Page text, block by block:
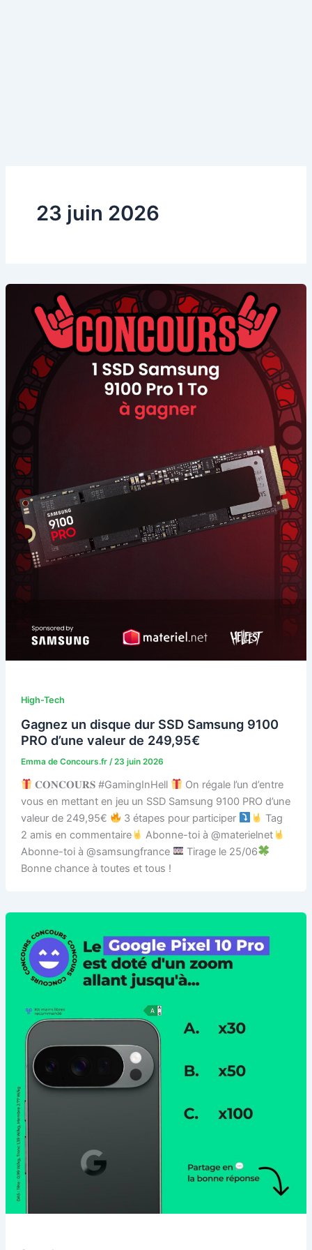
23 juin 2026
High-Tech
Gagnez un disque dur SSD Samsung 9100
PRO d’une valeur de 249,95€
Emma de Concours.fr /23 juin 2026
𝐂𝐎𝐍𝐂𝐎𝐔𝐑𝐒 #GamingInHell
On régale l’un d’entre
vous en mettant en jeu un SSD Samsung 9100 PRO d’une
valeur de 249,95€
3 étapes pour participer
Tag
2 amis en commentaire
Abonne-toi à @materielnet
Abonne-toi à @samsungfrance
Tirage le 25/06
Bonne chance à toutes et tous !